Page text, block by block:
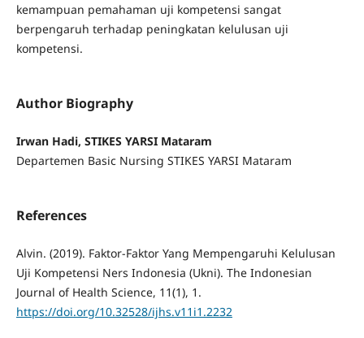
kemampuan pemahaman uji kompetensi sangat
berpengaruh terhadap peningkatan kelulusan uji
kompetensi.
Author Biography
Irwan Hadi, STIKES YARSI Mataram
Departemen Basic Nursing STIKES YARSI Mataram
References
Alvin. (2019). Faktor-Faktor Yang Mempengaruhi Kelulusan
Uji Kompetensi Ners Indonesia (Ukni). The Indonesian
Journal of Health Science, 11(1), 1.
https://doi.org/10.32528/ijhs.v11i1.2232